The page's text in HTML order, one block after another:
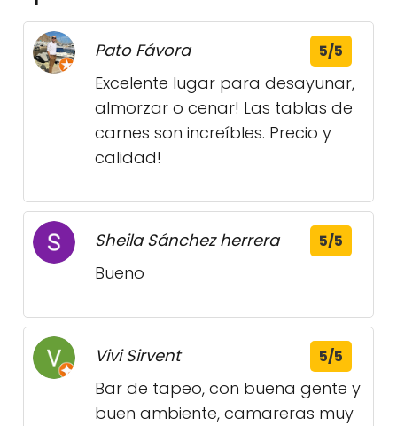
Pato Fávora 5/5
Excelente lugar para desayunar,
almorzar o cenar! Las tablas de
carnes son increíbles. Precio y
calidad!
Sheila Sánchez herrera 5/5
Bueno
Vivi Sirvent 5/5
Bar de tapeo, con buena gente y
buen ambiente, camareras muy